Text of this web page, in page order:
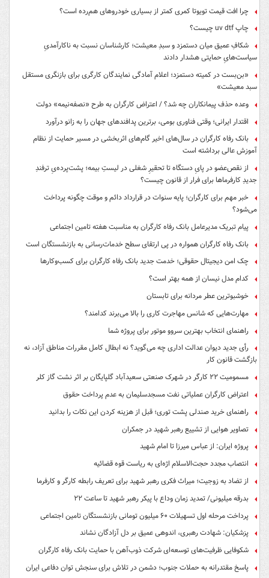
چرا افت قیمت تویوتا کمری کمتر از بسیاری خودروهای هم‌رده است؟
چاپ uv dtf چیست؟
شکافِ عمیق میان دستمزد و سبدِ معیشت؛ کارشناسان نسبت به ناکارآمدیِ
سیاست‌هایِ حمایتی هشدار دادند
«بن‌بست در کمیته دستمزد؛ اعلام آمادگی نمایندگان کارگری برای بازنگری مستقل
سبد معیشت»
وعده حذف پیمانکاران چه شد؟ / اعتراض کارگران به طرح «نصفه‌نیمه» دولت
اقتدار ایرانی؛ وقتی فناوری بومی، برترین پدافندهای جهان را به زانو درآورد
بانک رفاه کارگران در سال‌های اخیر گام‌های اثربخشی در مسیر حمایت از نظام
آموزش عالی برداشته است
از نقص‌عضو در پایِ دستگاه تا تحقیرِ شغلی در لیستِ بیمه؛ پشت‌پرده‌یِ ترفندِ
جدیدِ کارفرماها برای فرار از قانون چیست؟
خبر مهم برای کارگران؛ پایه سنوات در قرارداد دائم و موقت چگونه پرداخت
می‌شود؟
پیام تبریک مدیرعامل بانک رفاه کارگران به مناسبت هفته تامین اجتماعی
بانک رفاه کارگران همواره در پی ارتقای سطح خدمات‌رسانی به بازنشستگان است
چک امن دیجیتال حقوقی؛ خدمت جدید بانک رفاه کارگران برای کسب‌وکارها
کدام مدل نیسان از همه بهتر است؟
خوشبوترین عطر مردانه برای تابستان
مهارت‌هایی که شانس مهاجرت کاری را بالا می‌برند کدامند؟
راهنمای انتخاب بهترین سروو موتور برای پروژه شما
رأی جدید دیوان عدالت اداری چه می‌گوید؟ نه ابطال کامل مقررات مناطق آزاد، نه
بازگشت قانون کار
مسمومیت ۲۲ کارگر در شهرک صنعتی سعیدآباد گلپایگان بر اثر نشت گاز کلر
اعتراض کارگران عملیاتی نفت مسجدسلیمان به عدم پرداخت حقوق
راهنمای خرید صندلی پشت توری؛ قبل از هزینه کردن این نکات را بدانید
تصاویر هوایی از تشییع رهبر شهید در جمکران
پروژه ایران: از عباس میرزا تا امام شهید
انتصاب مجدد حجت‌الاسلام اژه‌ای به ریاست قوه‌ قضائیه
از تضاد به زوجیت؛ میراث فکری رهبر شهید برای تعریف رابطه کارگر و کارفرما
بدرقه میلیونی/ تمدید زمان وداع با پیکر رهبر شهید تا ساعت ۲۲
پرداخت مرحله اول تسهیلات ۶۰ میلیون تومانی بازنشستگان تامین اجتماعی
پزشکیان: شهادت رهبری، اندوهی عمیق بر دل آزادگان نشاند
شکوفایی ظرفیت‌های توسعه‌ای شرکت ذوب‌آهن با حمایت‌ بانک رفاه کارگران
پاسخ مقتدرانه به حملات جنوب؛ دشمن در تلاش برای سنجش توان دفاعی ایران